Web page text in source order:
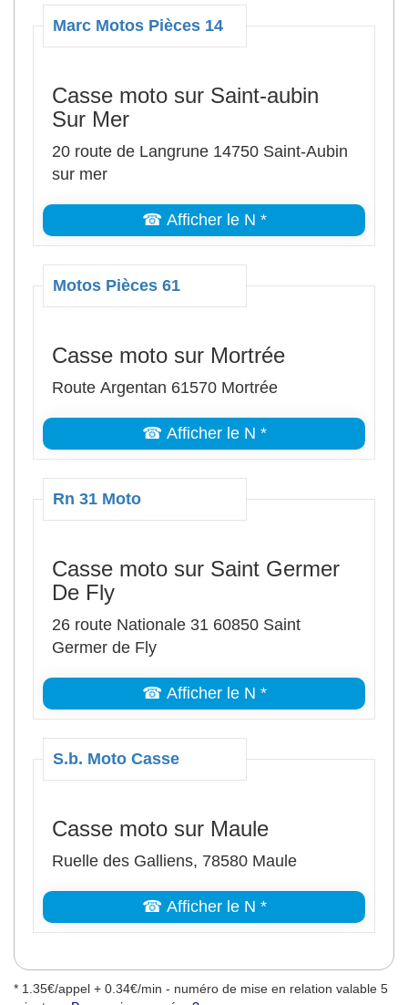
Marc Motos Pièces 14
Casse moto sur Saint-aubin
Sur Mer
20 route de Langrune 14750 Saint-Aubin
sur mer
☎ Afficher le N *
Motos Pièces 61
Casse moto sur Mortrée
Route Argentan 61570 Mortrée
☎ Afficher le N *
Rn 31 Moto
Casse moto sur Saint Germer
De Fly
26 route Nationale 31 60850 Saint
Germer de Fly
☎ Afficher le N *
S.b. Moto Casse
Casse moto sur Maule
Ruelle des Galliens, 78580 Maule
☎ Afficher le N *
* 1.35€/appel + 0.34€/min - numéro de mise en relation valable 5